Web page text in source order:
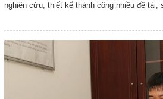
nghiên cứu, thiết kế thành công nhiều đề tài,
góp phần nâng cao năng lực sửa chữa